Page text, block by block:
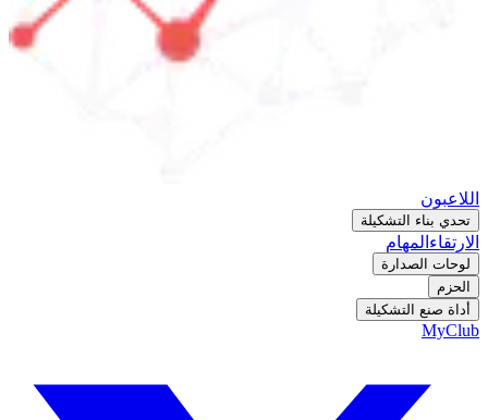
اللاعبون
تحدي بناء التشكيلة
الارتقاء المهام
لوحات الصدارة
الحزم
أداة صنع التشكيلة
MyClub